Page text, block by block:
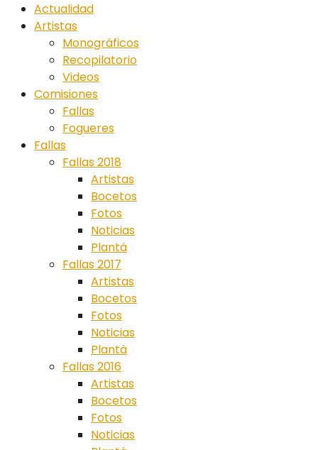
Actualidad
Artistas
Monográficos
Recopilatorio
Videos
Comisiones
Fallas
Fogueres
Fallas
Fallas 2018
Artistas
Bocetos
Fotos
Noticias
Plantá
Fallas 2017
Artistas
Bocetos
Fotos
Noticias
Plantà
Fallas 2016
Artistas
Bocetos
Fotos
Noticias